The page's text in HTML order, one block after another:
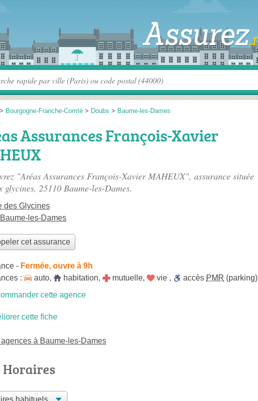
> Bourgogne-Franche-Comté > Doubs > Baume-les-Dames
Assurances François-Xavier
"Aréas Assurances François-Xavier MAHEUX", assurance située
glycines, 25110 Baume-les-Dames.
des Glycines
les-Dames
cet assurance
- Fermée, ouvre à 9h
:
auto, habitation, mutuelle, vie , accès PMR (parking)
cette agence
cette fiche
à Baume-les-Dames
Horaires